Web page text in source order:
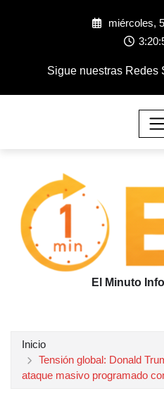
miércoles,
Sigue nuestras Redes
El Minuto
Inicio
Tensión global: Donald
ataque masivo programado